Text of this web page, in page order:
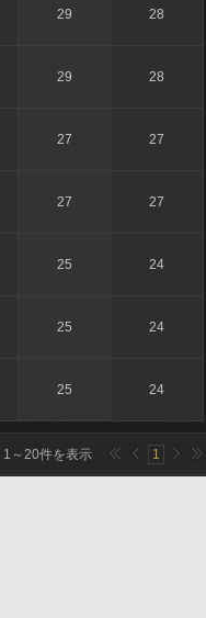
29 28
29 28
27 27
27 27
25 24
25 24
25 24
1 ～20件を表示 1